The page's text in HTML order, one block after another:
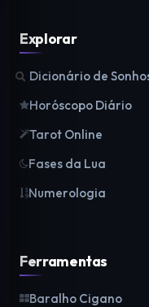
Explorar
Dicionário de
Horóscopo Diário
Tarot Online
Fases da Lua
Numerologia
Ferramentas
Baralho Cigano